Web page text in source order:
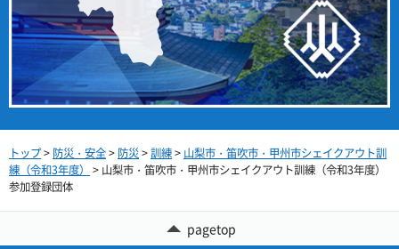
トップ> 防災・安全> 防災 >訓練> 山梨市・笛吹市・甲州市シェイクアウト訓
練（令和3年度）
> 山梨市・笛吹市・甲州市シェイクアウト訓練（令和3年度）
参加登録団体
pagetop